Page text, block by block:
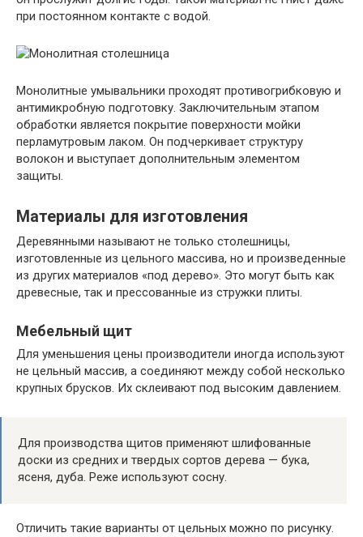
при постоянном контакте с водой.
Монолитные умывальники проходят противогрибковую и
антимикробную подготовку. Заключительным этапом
обработки является покрытие поверхности мойки
перламутровым лаком. Он подчеркивает структуру
волокон и выступает дополнительным элементом
защиты.
Материалы для изготовления
Деревянными называют не только столешницы,
изготовленные из цельного массива, но и произведенные
из других материалов «под дерево». Это могут быть как
древесные, так и прессованные из стружки плиты.
Мебельный щит
Для уменьшения цены производители иногда используют
не цельный массив, а соединяют между собой несколько
крупных брусков. Их склеивают под высоким давлением.
Для производства щитов применяют шлифованные
доски из средних и твердых сортов дерева — бука,
ясеня, дуба. Реже используют сосну.
Отличить такие варианты от цельных можно по рисунку.